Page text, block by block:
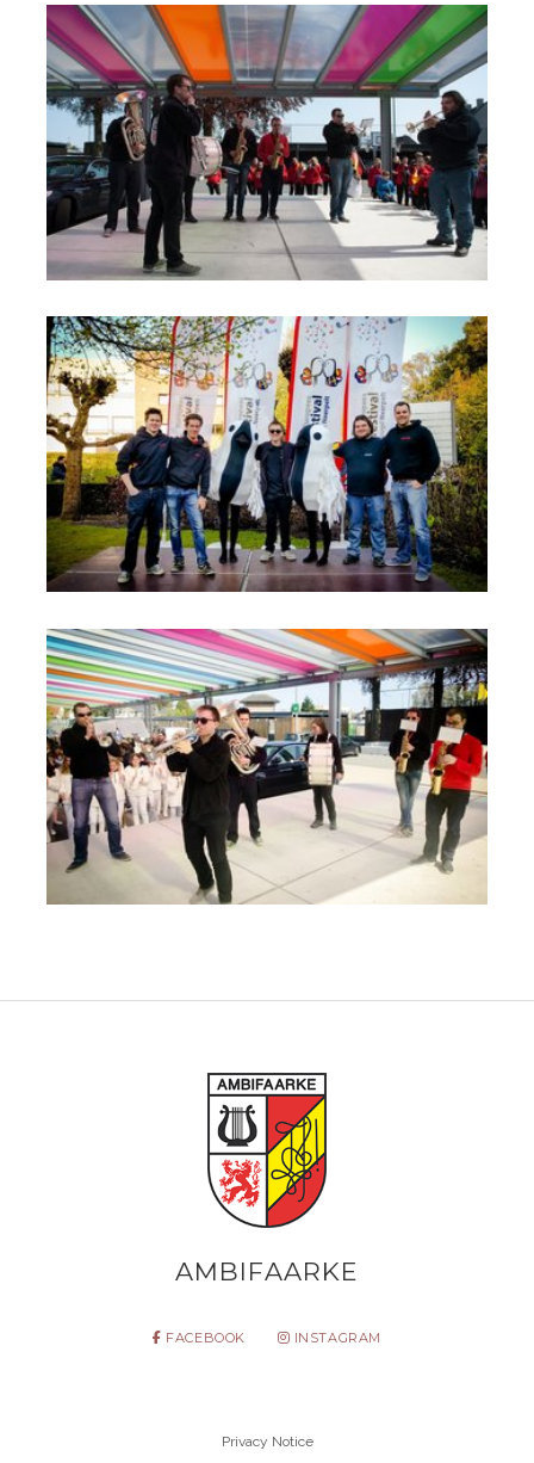
AMBIFAARKE
FACEBOOK INSTAGRAM
Privacy Notice